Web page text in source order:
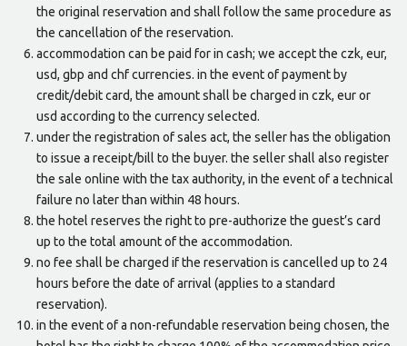
the original reservation and shall follow the same procedure as
the cancellation of the reservation.
accommodation can be paid for in cash; we accept the czk, eur,
usd, gbp and chf currencies. in the event of payment by
credit/debit card, the amount shall be charged in czk, eur or
usd according to the currency selected.
under the registration of sales act, the seller has the obligation
to issue a receipt/bill to the buyer. the seller shall also register
the sale online with the tax authority, in the event of a technical
failure no later than within 48 hours.
the hotel reserves the right to pre-authorize the guest’s card
up to the total amount of the accommodation.
no fee shall be charged if the reservation is cancelled up to 24
hours before the date of arrival (applies to a standard
reservation).
in the event of a non-refundable reservation being chosen, the